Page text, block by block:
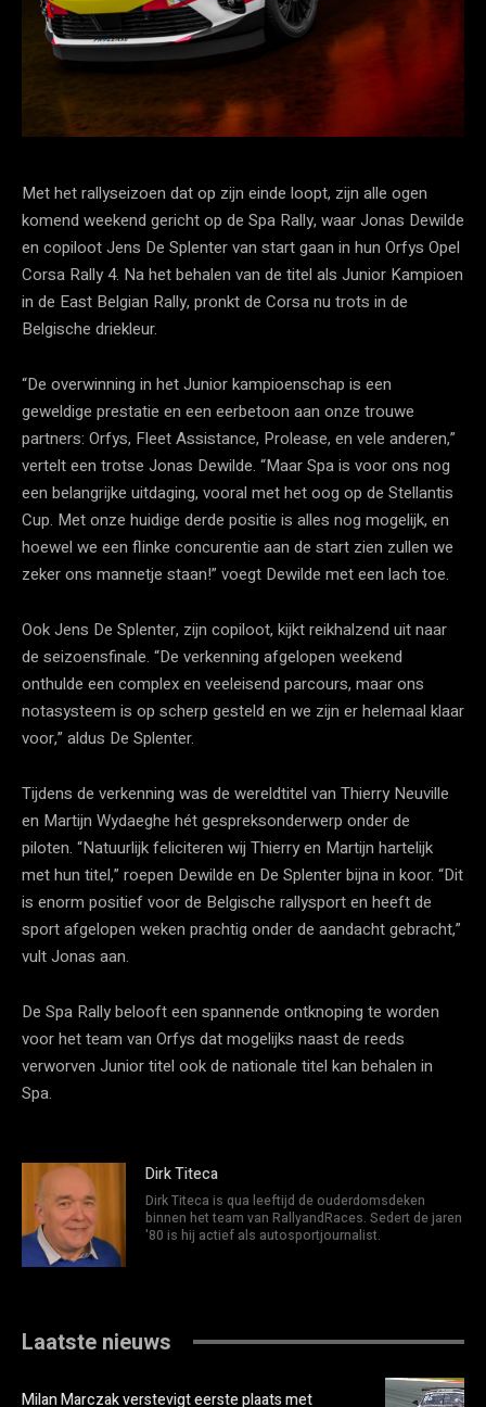
Met het rallyseizoen dat op zijn einde loopt, zijn alle ogen
komend weekend gericht op de Spa Rally, waar Jonas Dewilde
en copiloot Jens De Splenter van start gaan in hun Orfys Opel
Corsa Rally 4. Na het behalen van de titel als Junior Kampioen
in de East Belgian Rally, pronkt de Corsa nu trots in de
Belgische driekleur.
“De overwinning in het Junior kampioenschap is een
geweldige prestatie en een eerbetoon aan onze trouwe
partners: Orfys, Fleet Assistance, Prolease, en vele anderen,”
vertelt een trotse Jonas Dewilde. “Maar Spa is voor ons nog
een belangrijke uitdaging, vooral met het oog op de Stellantis
Cup. Met onze huidige derde positie is alles nog mogelijk, en
hoewel we een flinke concurentie aan de start zien zullen we
zeker ons mannetje staan!” voegt Dewilde met een lach toe.
Ook Jens De Splenter, zijn copiloot, kijkt reikhalzend uit naar
de seizoensfinale. “De verkenning afgelopen weekend
onthulde een complex en veeleisend parcours, maar ons
notasysteem is op scherp gesteld en we zijn er helemaal klaar
voor,” aldus De Splenter.
Tijdens de verkenning was de wereldtitel van Thierry Neuville
en Martijn Wydaeghe hét gespreksonderwerp onder de
piloten. “Natuurlijk feliciteren wij Thierry en Martijn hartelijk
met hun titel,” roepen Dewilde en De Splenter bijna in koor. “Dit
is enorm positief voor de Belgische rallysport en heeft de
sport afgelopen weken prachtig onder de aandacht gebracht,”
vult Jonas aan.
De Spa Rally belooft een spannende ontknoping te worden
voor het team van Orfys dat mogelijks naast de reeds
verworven Junior titel ook de nationale titel kan behalen in
Spa.
Dirk Titeca
Dirk Titeca is qua leeftijd de ouderdomsdeken
binnen het team van RallyandRaces. Sedert de jaren
'80 is hij actief als autosportjournalist.
Laatste nieuws
Milan Marczak verstevigt eerste plaats met